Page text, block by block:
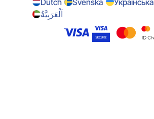
اَلْعَرَبِيَّةُ